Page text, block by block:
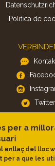
Politica de
Twitter
APP
iOS
Android
per a
enllaç del lloc
per a que les